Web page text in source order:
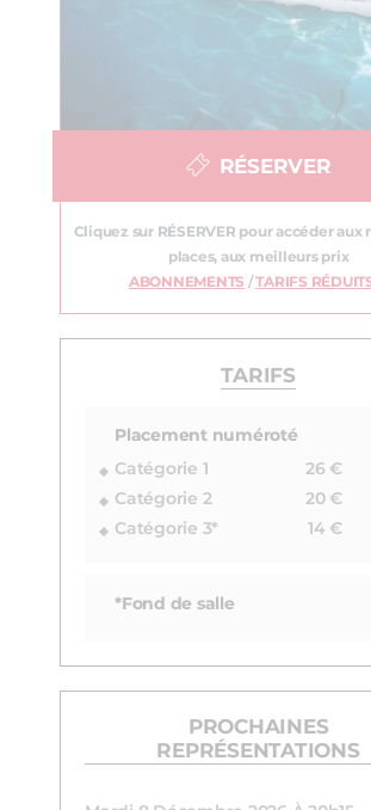
RÉSERVER
Cliquez sur RÉSERVER pour accéder
places, aux meilleurs prix
ABONNEMENTS /TARIFS
TARIFS
Placement numéroté
Catégorie 1
26 €
Catégorie 2
20 €
Catégorie 3*
14 €
*Fond de salle
PROCHAINES
REPRÉSENTATIONS